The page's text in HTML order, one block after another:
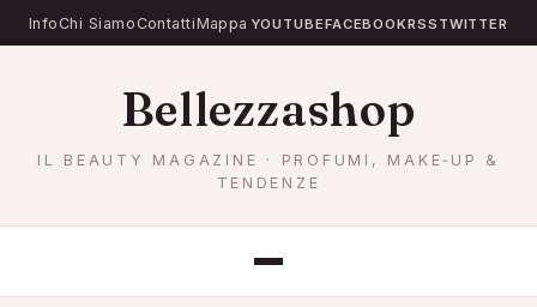
Info Chi Siamo ContattiMappa YOUTUBEFACEBOOKRSS TWITTER
Bellezzashop
IL BEAUTY MAGAZINE · PROFUMI, MAKE‐UP &
TENDENZE
PROFUMI DONNA PROFUMI UOMO ACCESSORI